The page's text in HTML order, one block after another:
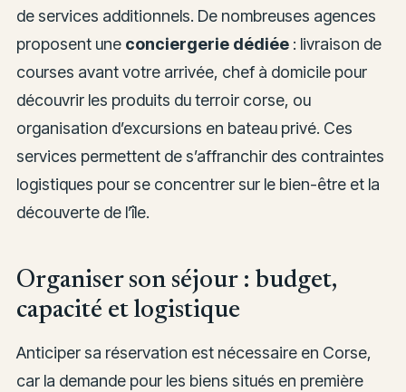
de services additionnels. De nombreuses agences
proposent une conciergerie dédiée: livraison de
courses avant votre arrivée, chef à domicile pour
découvrir les produits du terroir corse, ou
organisation d’excursions en bateau privé. Ces
services permettent de s’affranchir des contraintes
logistiques pour se concentrer sur le bien-être et la
découverte de l’île.
Organiser son séjour : budget,
capacité et logistique
Anticiper sa réservation est nécessaire en Corse,
car la demande pour les biens situés en première